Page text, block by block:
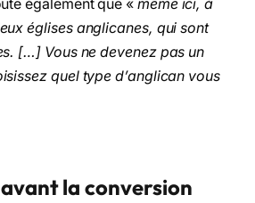
également que «même ici, à
églises anglicanes, qui sont
[…] Vous ne devenez pas un
quel type d’anglican vous
la conversion